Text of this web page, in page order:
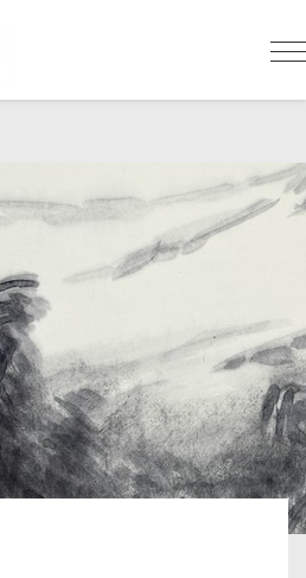
美
网